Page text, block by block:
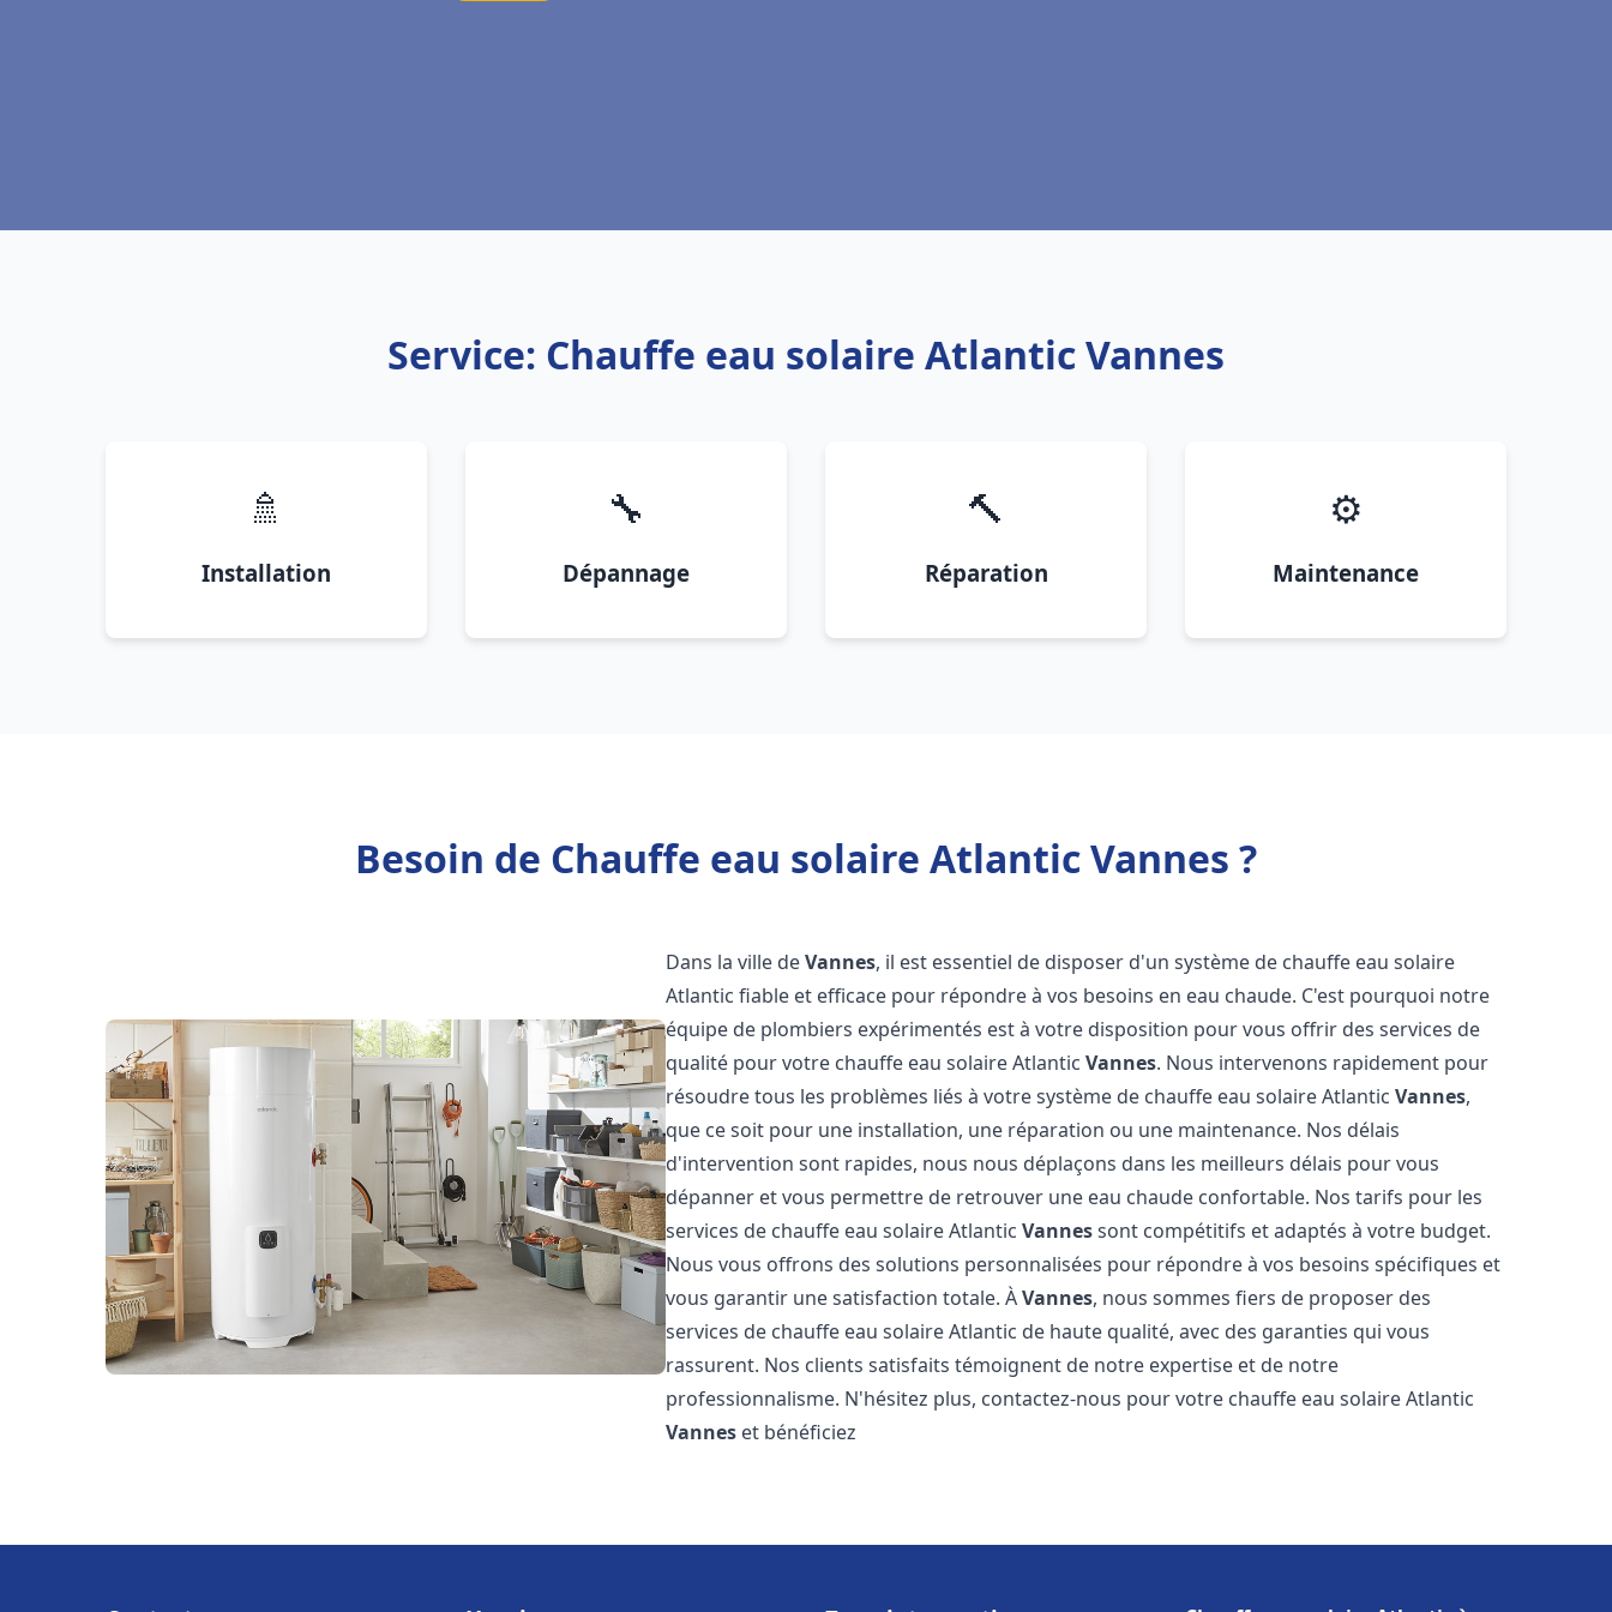
Service: Chauffe eau solaire Atlantic Vannes
🚿
Installation
🔧
Dépannage
🔨
Réparation
⚙️
Maintenance
Besoin de Chauffe eau solaire Atlantic Vannes ?
Dans la ville deVannes, il est essentiel de disposer d'un système de chauffe eau solaire
Atlantic fiable et efficace pour répondre à vos besoins en eau chaude. C'est pourquoi notre
équipe de plombiers expérimentés est à votre disposition pour vous offrir des services de
qualité pour votre chauffe eau solaire AtlanticVannes. Nous intervenons rapidement pour
résoudre tous les problèmes liés à votre système de chauffe eau solaire AtlanticVannes,
que ce soit pour une installation, une réparation ou une maintenance. Nos délais
d'intervention sont rapides, nous nous déplaçons dans les meilleurs délais pour vous
dépanner et vous permettre de retrouver une eau chaude confortable. Nos tarifs pour les
services de chauffe eau solaire AtlanticVannessont compétitifs et adaptés à votre budget.
Nous vous offrons des solutions personnalisées pour répondre à vos besoins spécifiques et
vous garantir une satisfaction totale. ÀVannes, nous sommes fiers de proposer des
services de chauffe eau solaire Atlantic de haute qualité, avec des garanties qui vous
rassurent. Nos clients satisfaits témoignent de notre expertise et de notre
professionnalisme. N'hésitez plus, contactez-nous pour votre chauffe eau solaire Atlantic
Vannes et bénéficiez